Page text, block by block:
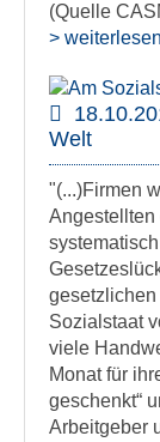
(Quelle
> weiterlesen
Welt
"(...)Firmen
Angestellten
Sozialstaat
viele
Monat für
geschenkt“
Arbeitgeber